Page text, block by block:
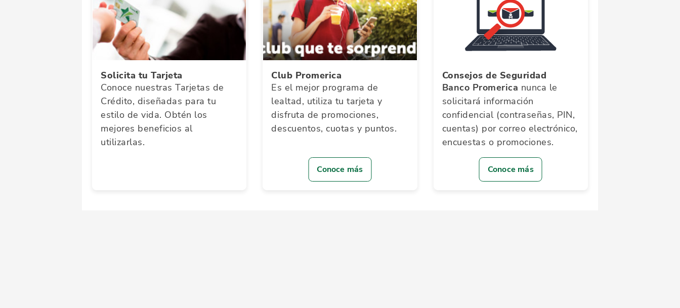
Solicita tu Tarjeta
Conoce nuestras Tarjetas de
Crédito, diseñadas para tu
estilo de vida. Obtén los
mejores beneficios al
utilizarlas.
Club Promerica
Es el mejor programa de
lealtad, utiliza tu tarjeta y
disfruta de promociones,
descuentos, cuotas y puntos.
Conoce más
Consejos de Seguridad
Banco Promerica nunca le
solicitará información
confidencial (contraseñas, PIN,
cuentas) por correo electrónico,
encuestas o promociones.
Conoce más